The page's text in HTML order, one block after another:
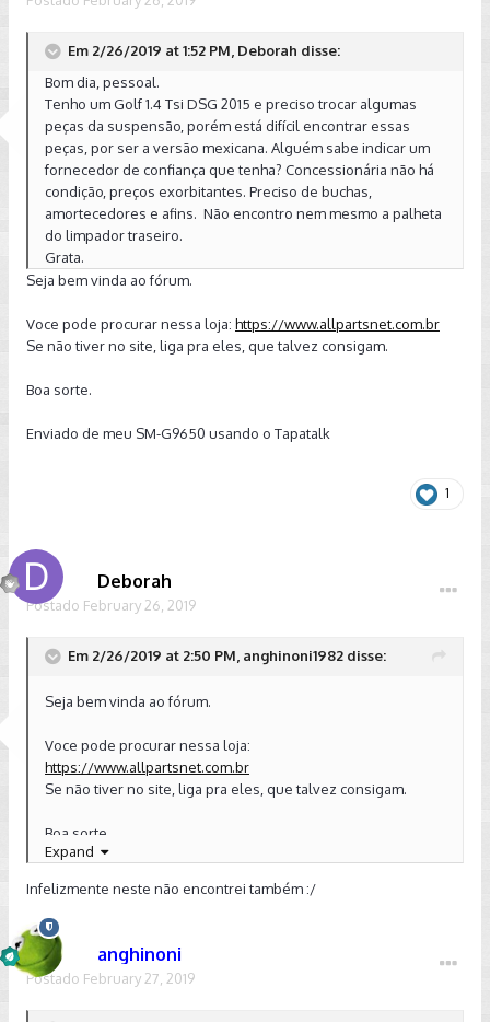
Em 2/26/2019 at 1:52 PM, Deborah disse:
Bom dia, pessoal.
Tenho um Golf 1.4 Tsi DSG 2015 e preciso trocar algumas
peças da suspensão, porém está difícil encontrar essas
peças, por ser a versão mexicana. Alguém sabe indicar um
fornecedor de confiança que tenha? Concessionária não há
condição, preços exorbitantes. Preciso de buchas,
amortecedores e afins. Não encontro nem mesmo a palheta
do limpador traseiro.
Grata.
Seja bem vinda ao fórum.
Voce pode procurar nessa loja: https://www.allpartsnet.com.br
Se não tiver no site, liga pra eles, que talvez consigam.
Boa sorte.
Enviado de meu SM-G9650 usando o Tapatalk
1
Deborah
Postado February 26, 2019
Em 2/26/2019 at 2:50 PM, anghinoni1982 disse:
Seja bem vinda ao fórum.
Voce pode procurar nessa loja:
https://www.allpartsnet.com.br
Se não tiver no site, liga pra eles, que talvez consigam.
Boa sorte.
Expand
Infelizmente neste não encontrei também :/
anghinoni
Postado February 27, 2019